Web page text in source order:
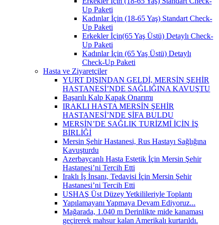
Up Paketi
Kadınlar İçin (18-65 Yaş) Standart Check-
Up Paketi
Erkekler İçin(65 Yaş Üstü) Detaylı Check-
Up Paketi
Kadınlar İçin (65 Yaş Üstü) Detaylı
Check-Up Paketi
Hasta ve Ziyaretçiler
YURT DIŞINDAN GELDİ, MERSİN ŞEHİR
HASTANESİ’NDE SAĞLIĞINA KAVUŞTU
Başarılı Kalp Kapak Onarımı
IRAKLI HASTA MERSİN ŞEHİR
HASTANESİ’NDE ŞİFA BULDU
MERSİN’DE SAĞLIK TURİZMİ İÇİN İŞ
BİRLİĞİ
Mersin Şehir Hastanesi, Rus Hastayı Sağlığına
Kavuşturdu
Azerbaycanlı Hasta Estetik İçin Mersin Şehir
Hastanesi’ni Tercih Etti
Iraklı İş İnsanı, Tedavisi İçin Mersin Şehir
Hastanesi’ni Tercih Etti
USHAŞ Üst Düzey Yetkilileriyle Toplantı
Yapılamayanı Yapmaya Devam Ediyoruz...
Mağarada, 1.040 m Derinlikte mide kanaması
geçirerek mahsur kalan Amerikalı kurtarıldı.